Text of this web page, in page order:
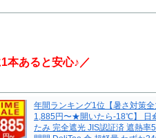
本あると安心♪／
年間ランキング1位【暑さ対策
1,885円〜★開いたら-18℃】 日
たみ 完全遮光 JIS認証済 遮熱率